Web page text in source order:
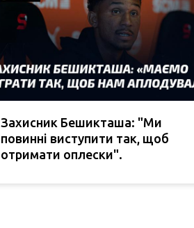
Захисник Бешикташа: "Ми
повинні виступити так, щоб
отримати оплески".